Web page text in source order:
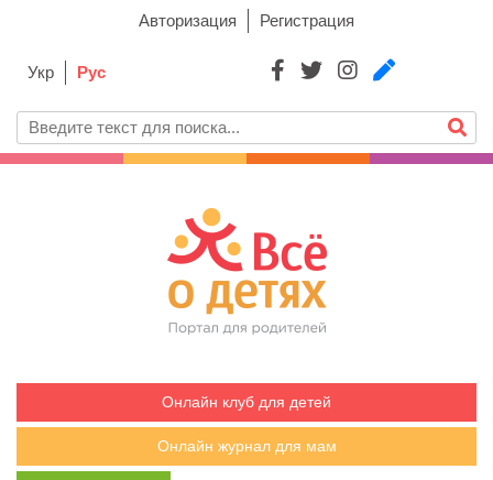
Авторизация Регистрация
Укр Рус
Онлайн клуб для детей
Онлайн журнал для мам